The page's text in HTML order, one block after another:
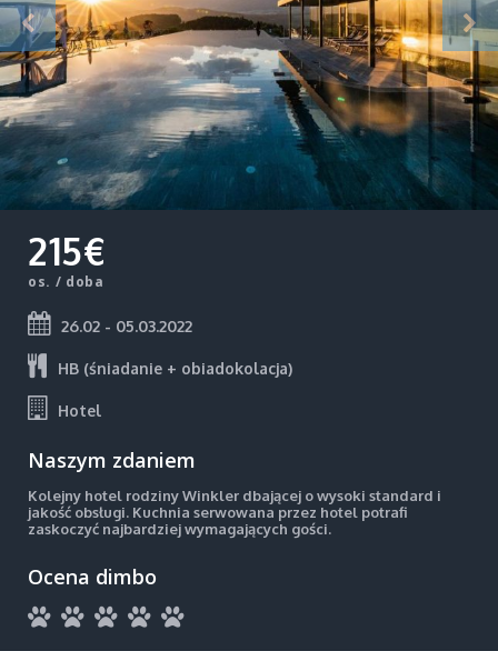
215€
os. / doba
26.02 - 05.03.2022
HB (śniadanie + obiadokolacja)
Hotel
Naszym zdaniem
Kolejny hotel rodziny Winkler dbającej o wysoki standard i
jakość obsługi. Kuchnia serwowana przez hotel potrafi
zaskoczyć najbardziej wymagających gości.
Ocena dimbo